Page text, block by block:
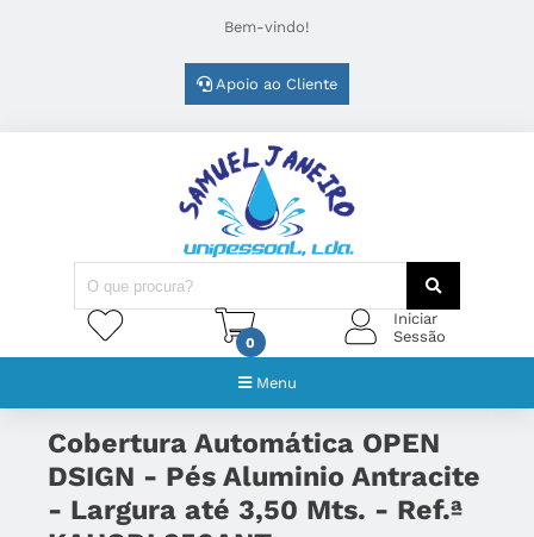
Bem-vindo!
Apoio ao Cliente
0
Iniciar
Sessão
Menu
Cobertura Automática OPEN
DSIGN - Pés Aluminio Antracite
- Largura até 3,50 Mts. - Ref.ª